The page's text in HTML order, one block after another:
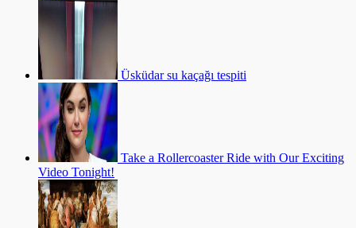
Üsküdar su kaçağı tespiti
Take a Rollercoaster Ride with Our Exciting
Video Tonight!